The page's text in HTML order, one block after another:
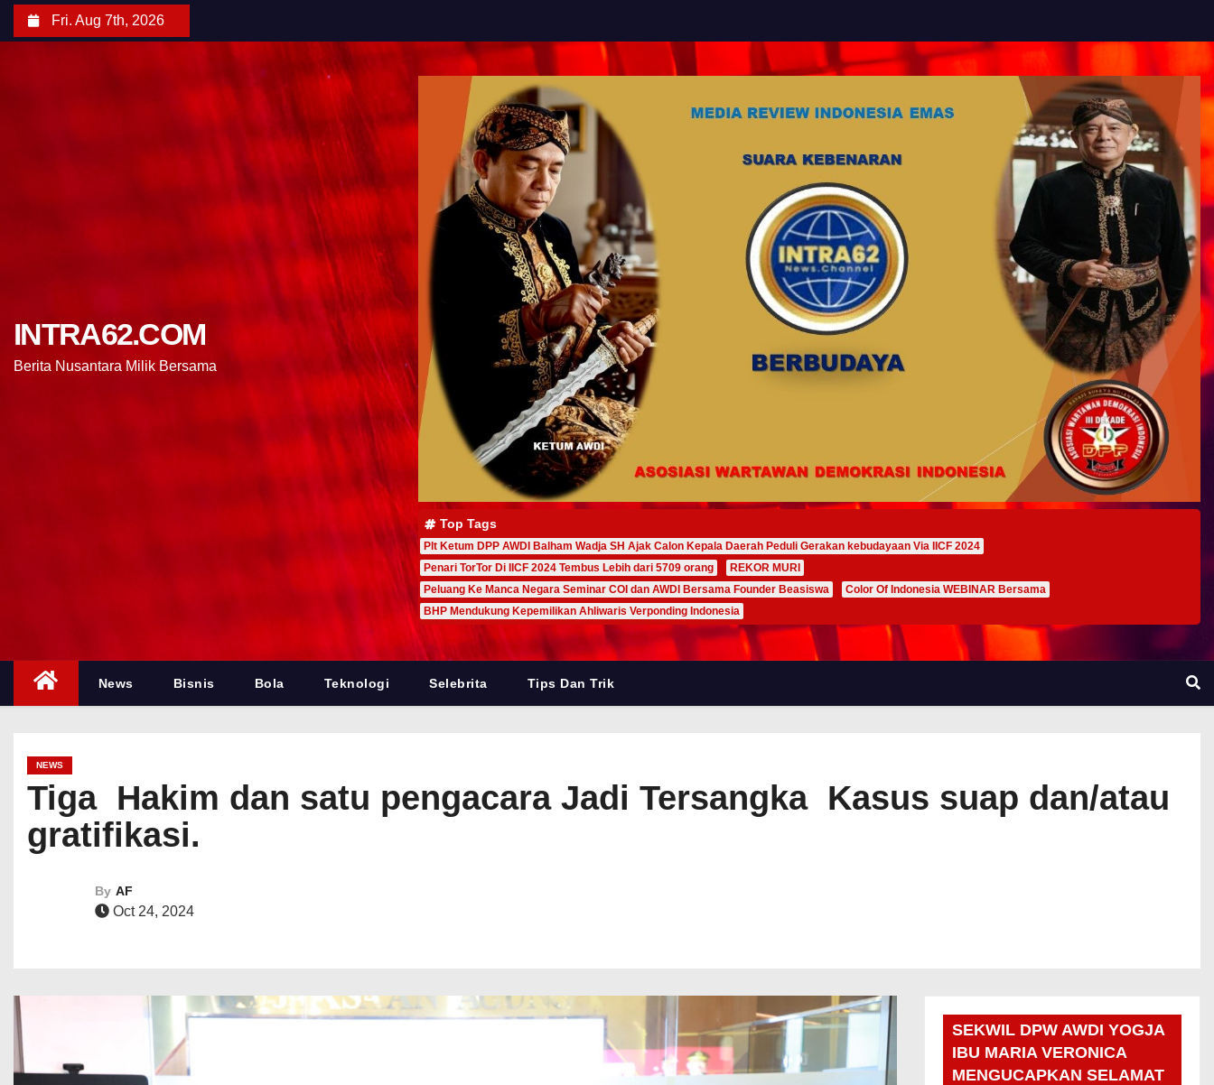
Fri. Aug 7th, 2026
INTRA62.COM
Berita Nusantara Milik Bersama
Top Tags
Plt Ketum DPP AWDI Balham Wadja SH Ajak Calon Kepala Daerah Peduli Gerakan kebudayaan Via IICF 2024
Penari TorTor Di IICF 2024 Tembus Lebih dari 5709 orang
REKOR MURI
Peluang Ke Manca Negara Seminar COI dan AWDI Bersama Founder Beasiswa
Color Of Indonesia WEBINAR Bersama
BHP Mendukung Kepemilikan Ahliwaris Verponding Indonesia
News Bisnis Bola Teknologi Selebrita Tips Dan Trik
NEWS
Tiga Hakim dan satu pengacara Jadi Tersangka Kasus suap dan/atau
gratifikasi.
By AF
Oct 24, 2024
SEKWIL DPW AWDI YOGJA
IBU MARIA VERONICA
MENGUCAPKAN SELAMAT